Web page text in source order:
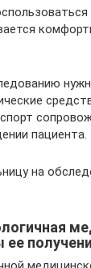
пациента.
на